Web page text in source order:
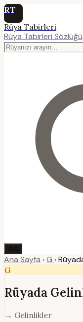
RT
Rüya Tabirleri
Rüya Tabirleri Sözlüğü
Ara
Ana Sayfa ›G ›
G
Rüyada
→ Gelinlikler